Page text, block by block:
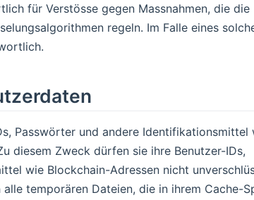
für Verstösse gegen Massnahmen, die die
regeln. Im Falle eines
Passwörter und andere Identifikationsmittel
diesem Zweck dürfen sie ihre Benutzer-IDs,
wie Blockchain-Adressen nicht
temporären Dateien, die in ihrem Cache-